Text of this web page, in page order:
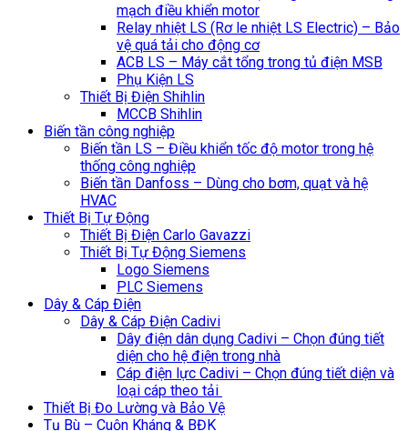
mạch điều khiển motor
Relay nhiệt LS (Rơ le nhiệt LS Electric) – Bảo
vệ quá tải cho động cơ
ACB LS – Máy cắt tổng trong tủ điện MSB
Phụ Kiện LS
Thiết Bị Điện Shihlin
MCCB Shihlin
Biến tần công nghiệp
Biến tần LS – Điều khiển tốc độ motor trong hệ
thống công nghiệp
Biến tần Danfoss – Dùng cho bơm, quạt và hệ
HVAC
Thiết Bị Tự Động
Thiết Bị Điện Carlo Gavazzi
Thiết Bị Tự Động Siemens
Logo Siemens
PLC Siemens
Dây & Cáp Điện
Dây & Cáp Điện Cadivi
Dây điện dân dụng Cadivi – Chọn đúng tiết
diện cho hệ điện trong nhà
Cáp điện lực Cadivi – Chọn đúng tiết diện và
loại cáp theo tải
Thiết Bị Đo Lường và Bảo Vệ
Tụ Bù – Cuộn Kháng & BĐK